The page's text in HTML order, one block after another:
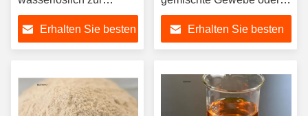
Entfernung von
Wasserstoff
Erhalten Sie besten
Bekleidung
Waschbehandlung
Erhalten Sie besten